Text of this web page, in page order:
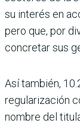
su interés en
pero que, por
concretar sus
Así también,
regularización
nombre del